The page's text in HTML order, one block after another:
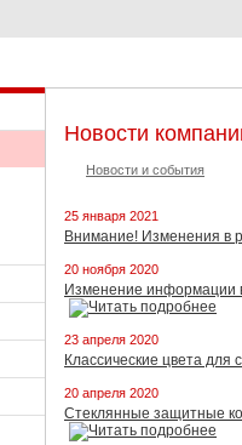
Новости
Новости и события
25 января 2021
Внимание! Изменения в
20 ноября 2020
Изменение информации
23 апреля 2020
Классические цвета для
20 апреля 2020
Стеклянные защитные